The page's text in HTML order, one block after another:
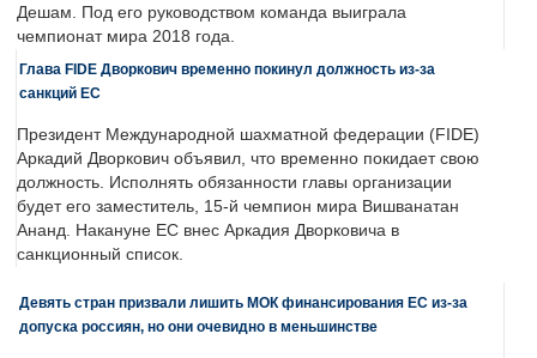
Дешам. Под его руководством команда выиграла
чемпионат мира 2018 года.
Глава FIDE Дворкович временно покинул должность из-за
санкций ЕС
Президент Международной шахматной федерации (FIDE)
Аркадий Дворкович объявил, что временно покидает свою
должность. Исполнять обязанности главы организации
будет его заместитель, 15-й чемпион мира Вишванатан
Ананд. Накануне ЕС внес Аркадия Дворковича в
санкционный список.
Девять стран призвали лишить МОК финансирования ЕС из-за
допуска россиян, но они очевидно в меньшинстве